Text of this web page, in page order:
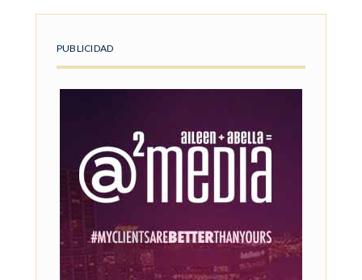
PUBLICIDAD